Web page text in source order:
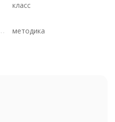
класс
методика